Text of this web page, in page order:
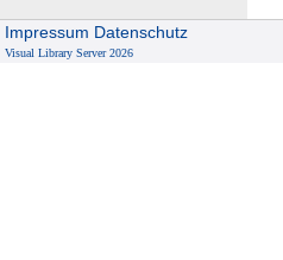
Impressum Datenschutz
Visual Library Server 2026